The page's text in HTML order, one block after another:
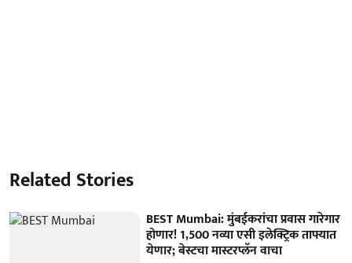
Related Stories
BEST Mumbai: मुंबईकरांचा प्रवास गारेगार
होणार! 1,500 नव्या एसी इलेक्ट्रिक ताफ्यात
येणार; बेस्टचा मास्टरप्लॅन वाचा